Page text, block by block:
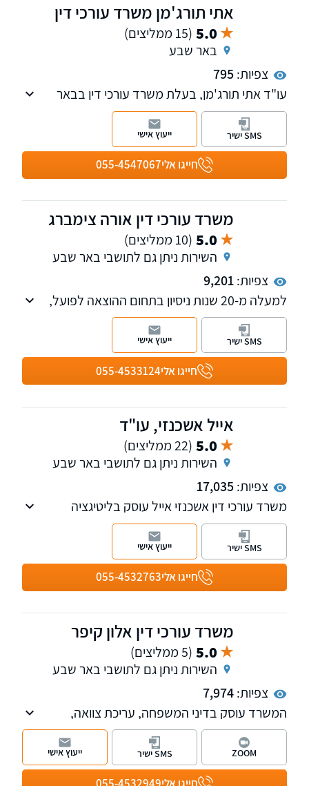
אתי תורג'מן משרד עורכי דין
5.0 (15 ממליצים)
באר שבע
צפיות:795
עו"ד אתי תורג'מן, בעלת משרד עורכי דין בבאר
שבע, בעלת תואר ראשון במשפטים ובעלת תואר
נוסף ראשון במדעי הרוח והחברה. עוסקת בהוצאה
לפועל וחדלות פירעון, עם הצלחות רבות בייצוג
חייבים, וכן בתחומי ביטוח לאומי, תאונות עבודה
ודרכים, צוואות וייפוי כוח מתמשך.
חייגו אלי055-4547067
SMS ישיר ייעוץ אישי
משרד עורכי דין אורה צימברג
5.0 (10 ממליצים)
השירות ניתן גם לתושבי באר שבע
צפיות:9,201
למעלה מ-20 שנות ניסיון בתחום ההוצאה לפועל,
חדלות הפירעון, מחיקת חובות ועוד. המשרד עוסק
גם בתחומי דיני המשפחה, המשפט האזרחי,
המשפט הצבאי והצבאי-פלילי. מעניקים שירות
משפטי מתל אביב ועד באר שבע. ניתן לקיים
פגישה באזור מגוריכם.
חייגו אלי055-4533124
SMS ישיר ייעוץ אישי
אייל אשכנזי, עו"ד
5.0 (22 ממליצים)
השירות ניתן גם לתושבי באר שבע
צפיות:17,035
משרד עורכי דין אשכנזי אייל עוסק בליטיגציה
האזרחית מסחרית ובכל תחומי המשפט העסקי,
חדלות פירעון ופשיטת רגל עד קבלת צו הפטר.
חייגו אלי055-4532763
SMS ישיר ייעוץ אישי
משרד עורכי דין אלון קיפר
5.0 (5 ממליצים)
השירות ניתן גם לתושבי באר שבע
צפיות:7,974
המשרד עוסק בדיני המשפחה, עריכת צוואה,
התנגדות לצוואה, צו ירושה,הסכמי גירושין,הסכמי
ממון,עריכת ייפוי כוח מתמשך.
הליכי הוצאה לפועל,חדלות פרעון,פשיטות
רגל,הסדר חובות, וכן בוועדות ביטוח לאומי,קצבאות
חייגו אלי055-4532949
ZOOM SMS ישיר ייעוץ אישי